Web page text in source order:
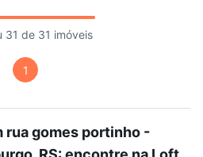
31 de 31 imóveis
1
rua gomes portinho -